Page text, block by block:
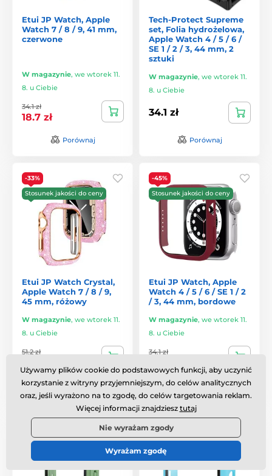
Etui JP Watch, Apple
Watch 7 / 8 / 9, 41 mm,
czerwone
W magazynie, we wtorek 11.
8. u Ciebie
34.1 zł
18.7 zł
Porównaj
Tech-Protect Supreme
set, Folia hydrożelowa,
Apple Watch 4 / 5 / 6 /
SE 1 / 2 / 3, 44 mm, 2
sztuki
W magazynie, we wtorek 11.
8. u Ciebie
34.1 zł
Porównaj
-33%
Stosunek jakości do ceny
Etui JP Watch Crystal,
Apple Watch 7 / 8 / 9,
45 mm, różowy
W magazynie, we wtorek 11.
8. u Ciebie
51.2 zł
Porównaj
-45%
Stosunek jakości do ceny
Etui JP Watch, Apple
Watch 4 / 5 / 6 / SE 1 / 2
/ 3, 44 mm, bordowe
W magazynie, we wtorek 11.
8. u Ciebie
34.1 zł
Porównaj
-45%
Stosunek jakości do ceny
Stosunek jakości do ceny
Używamy plików cookie do podstawowych funkcji, aby uczynić
korzystanie z witryny przyjemniejszym, do celów analitycznych
oraz, jeśli wyrażono na to zgodę, do celów targetowania reklam.
Więcej informacji znajdziesz tutaj
Nie wyrażam zgody
Wyrażam zgodę